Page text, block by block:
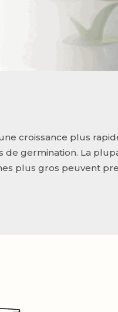
croissance plus
germination. La
plus gros peuvent